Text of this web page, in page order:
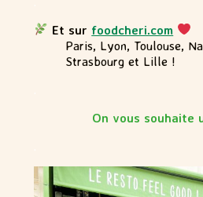
Et sur foodcheri.com
Paris, Lyon, Toulouse,
Strasbourg et Lille !
On vous souhaite